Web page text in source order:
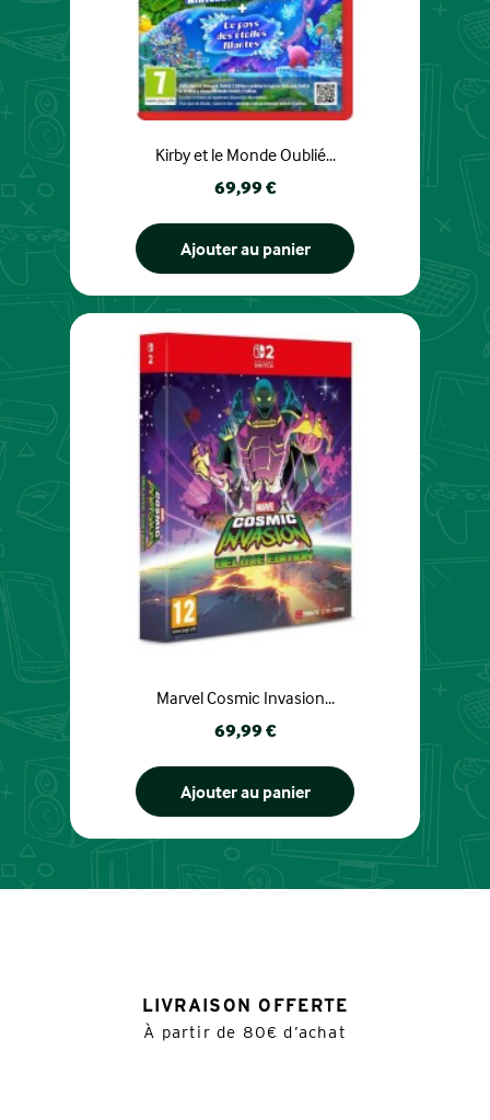
Kirby et le Monde Oublié...
Prix
69,99 €
Ajouter au panier
Marvel Cosmic Invasion...
Prix
69,99 €
Ajouter au panier
LIVRAISON OFFERTE
À partir de 80€ d’achat